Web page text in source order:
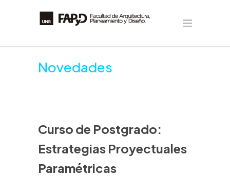
Novedades
Curso de Postgrado:
Estrategias Proyectuales
Paramétricas